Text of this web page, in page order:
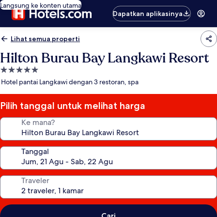
Langsung ke konten utama
Dapatkan aplikasinya
Lihat semua properti
Hilton Burau Bay Langkawi Resort
Properti
bintang
Hotel pantai Langkawi dengan 3 restoran, spa
Pilih tanggal untuk melihat harga
Ke mana?
Tanggal
Traveler